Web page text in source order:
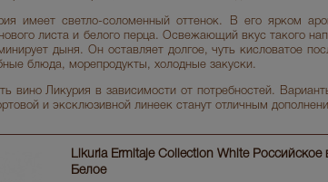
имеет светло-соломенный оттенок. В его ярком
листа и белого перца. Освежающий вкус такого
дыня. Он оставляет долгое, чуть кисловатое
блюда, морепродукты, холодные закуски.
вино Ликурия в зависимости от потребностей.
и эксклюзивной линеек станут отличным
Likuria Ermitaje Collection White
Белое